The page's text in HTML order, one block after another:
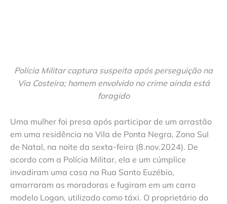
Polícia Militar captura suspeita após perseguição na
Via Costeira; homem envolvido no crime ainda está
foragido
Uma mulher foi presa após participar de um arrastão
em uma residência na Vila de Ponta Negra, Zona Sul
de Natal, na noite da sexta-feira (8.nov.2024). De
acordo com a Polícia Militar, ela e um cúmplice
invadiram uma casa na Rua Santo Euzébio,
amarraram as moradoras e fugiram em um carro
modelo Logan, utilizado como táxi. O proprietário do